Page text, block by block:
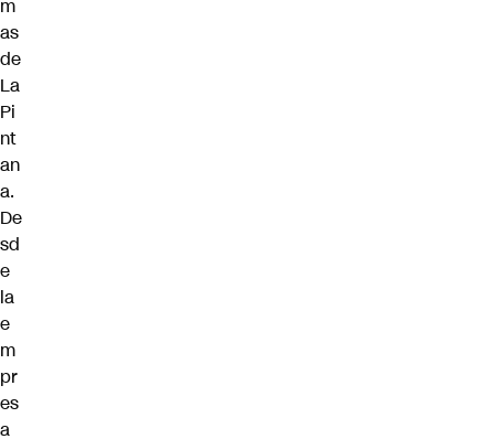
m
as
de
La
Pi
nt
an
a.
De
sd
e
la
e
m
pr
es
a